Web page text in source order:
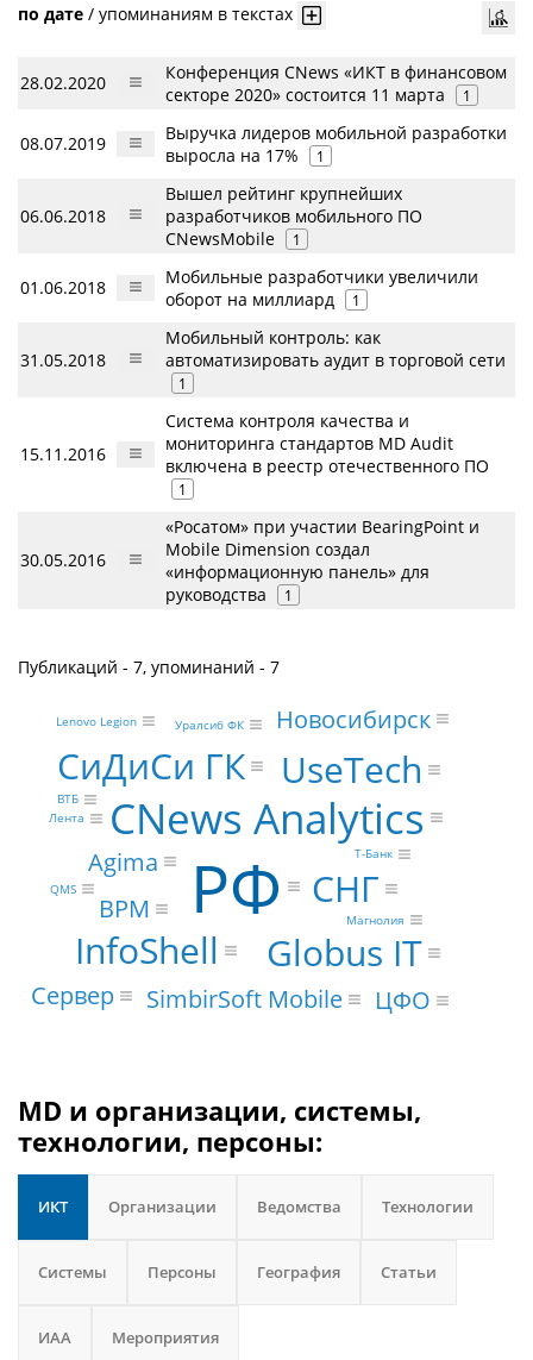
по дате / упоминаниям в текстах
28.02.2020
Конференция CNews «ИКТ в финансовом
секторе 2020» состоится 11 марта
1
08.07.2019
Выручка лидеров мобильной разработки
выросла на 17%
1
06.06.2018
Вышел рейтинг крупнейших
разработчиков мобильного ПО
CNewsMobile
1
01.06.2018
Мобильные разработчики увеличили
оборот на миллиард
1
31.05.2018
Мобильный контроль: как
автоматизировать аудит в торговой сети
1
15.11.2016
Система контроля качества и
мониторинга стандартов MD Audit
включена в реестр отечественного ПО
1
30.05.2016
«Росатом» при участии BearingPoint и
Mobile Dimension создал
«информационную панель» для
руководства
1
Публикаций - 7, упоминаний - 7
РФ
CNews Analytics
InfoShell Globus IT
UseTech
СиДиСи ГК
СНГ
Agima
BPM
Сервер SimbirSoft Mobile ЦФО
Новосибирск
Т-Банк
Лента
Магнолия
ВТБ
Уралсиб ФК
QMS
Lenovo Legion
MD и организации, системы,
технологии, персоны:
ИКТ Организации Ведомства Технологии
Системы Персоны География Статьи
ИАА Мероприятия